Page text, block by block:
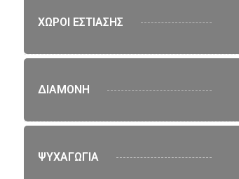
ΧΩΡΟΙ ΕΣΤΙΑΣΗΣ
ΔΙΑΜΟΝΗ
ΨΥΧΑΓΩΓΙΑ